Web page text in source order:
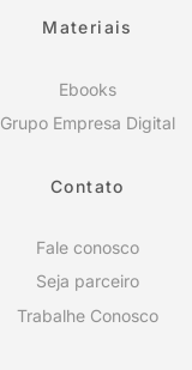
Materiais
Ebooks
Grupo Empresa Digital
Contato
Fale conosco
Seja parceiro
Trabalhe Conosco